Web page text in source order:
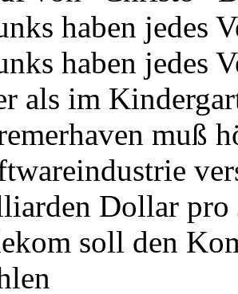
haben jedes
haben jedes
als im
muß
Dollar pro
soll den